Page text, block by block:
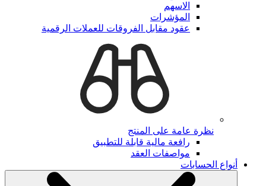
الاسهم
المؤشرات
عقود مقابل الفروقات للعملات الرقمية
نظرة عامة على المنتج
رافعة مالية قابلة للتطبيق
مواصفات العقد
أنواع الحسابات